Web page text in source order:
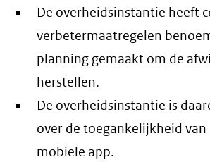
De overheidsinstantie heeft
verbetermaatregelen
planning gemaakt om de
herstellen.
De overheidsinstantie is
over de toegankelijkheid
mobiele app.